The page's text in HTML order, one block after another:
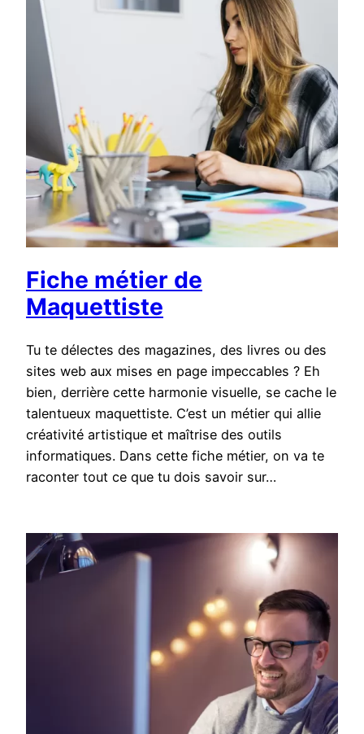
Fiche métier de
Maquettiste
Tu te délectes des magazines, des livres ou des
sites web aux mises en page impeccables ? Eh
bien, derrière cette harmonie visuelle, se cache le
talentueux maquettiste. C’est un métier qui allie
créativité artistique et maîtrise des outils
informatiques. Dans cette fiche métier, on va te
raconter tout ce que tu dois savoir sur…